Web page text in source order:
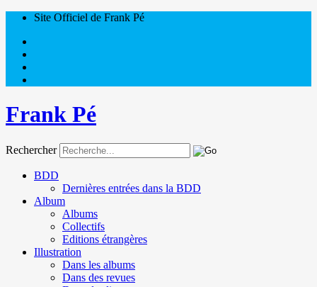
Site Officiel de Frank Pé
Frank Pé
Rechercher
BDD
Dernières entrées dans la BDD
Album
Albums
Collectifs
Editions étrangères
Illustration
Dans les albums
Dans des revues